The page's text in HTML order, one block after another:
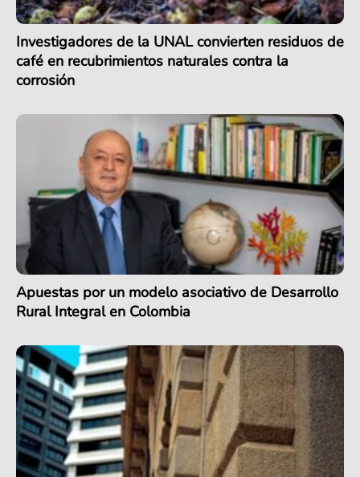
Investigadores de la UNAL convierten residuos de
café en recubrimientos naturales contra la
corrosión
Apuestas por un modelo asociativo de Desarrollo
Rural Integral en Colombia